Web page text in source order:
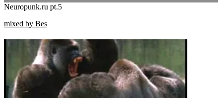
Neuropunk.ru pt.5
mixed by Bes